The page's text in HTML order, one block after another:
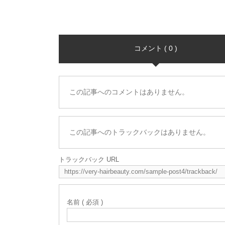
コメント ( 0 )
この記事へのコメントはありません。
この記事へのトラックバックはありません。
トラックバック URL
名前 ( 必須 )